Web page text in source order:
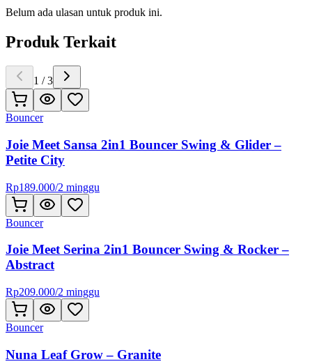
Belum ada ulasan untuk produk ini.
Produk Terkait
1 /3
Bouncer
Joie Meet Sansa 2in1 Bouncer Swing & Glider –
Petite City
Rp189.000/2 minggu
Bouncer
Joie Meet Serina 2in1 Bouncer Swing & Rocker –
Abstract
Rp209.000/2 minggu
Bouncer
Nuna Leaf Grow – Granite